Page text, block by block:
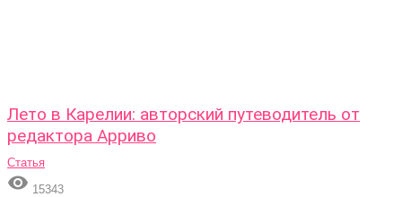
Лето в Карелии: авторский путеводитель от
редактора Арриво
Статья
 15343